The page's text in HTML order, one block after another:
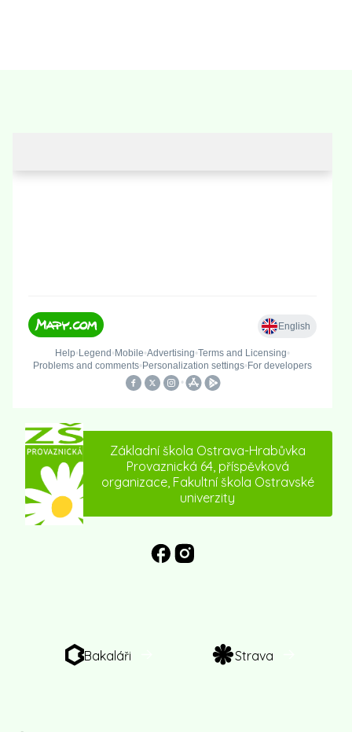
Základní škola Ostrava-Hrabůvka
Provaznická 64, příspěvková
organizace, Fakultní škola Ostravské
univerzity
Bakaláři Strava